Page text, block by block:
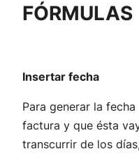
FÓRMULAS
Insertar fecha
Para generar la
factura y que ésta
transcurrir de los